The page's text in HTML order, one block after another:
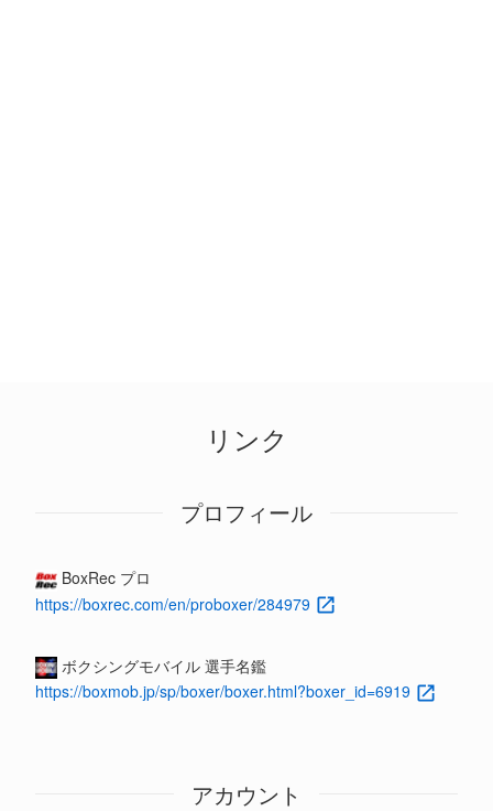
リンク
プロフィール
BoxRec プロ
https://boxrec.com/en/proboxer/284979
ボクシングモバイル 選手名鑑
https://boxmob.jp/sp/boxer/boxer.html?boxer_id=6919
アカウント